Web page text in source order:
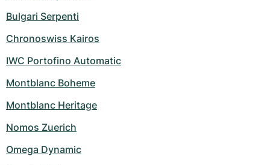
Bulgari Serpenti
Chronoswiss Kairos
IWC Portofino Automatic
Montblanc Boheme
Montblanc Heritage
Nomos Zuerich
Omega Dynamic